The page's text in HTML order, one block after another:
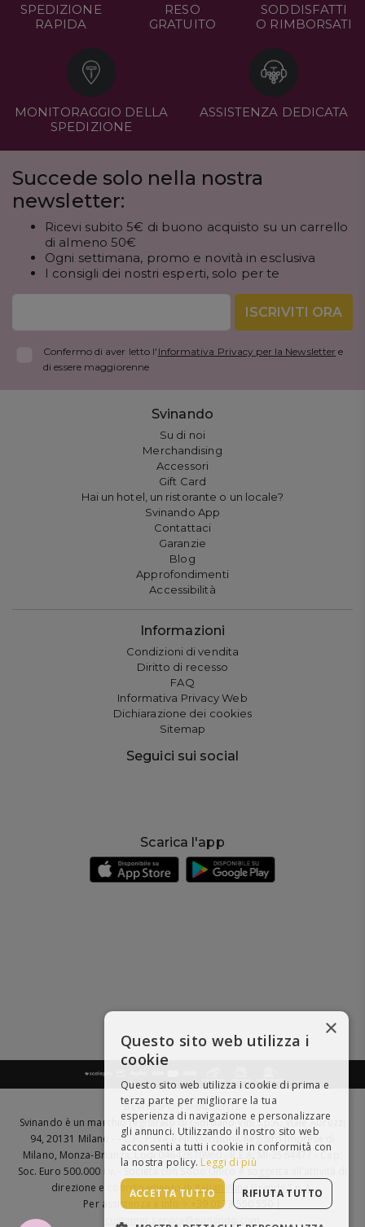
SPEDIZIONE
RAPIDA
RESO
GRATUITO
SODDISFATTI
O RIMBORSATI
MONITORAGGIO DELLA
SPEDIZIONE
ASSISTENZA DEDICATA
Succede solo nella nostra
newsletter:
Ricevi subito 5€ di buono acquisto su un carrello
di almeno 50€
Ogni settimana, promo e novità in esclusiva
I consigli dei nostri esperti, solo per te
ISCRIVITI ORA
Confermo di aver letto l' Informativa Privacy per la Newsletter e
di essere maggiorenne
Svinando
Su di noi
Merchandising
Accessori
Gift Card
Hai un hotel, un ristorante o un locale?
Svinando App
Contattaci
Garanzie
Blog
Approfondimenti
Accessibilità
Informazioni
Condizioni di vendita
Diritto di recesso
FAQ
Informativa Privacy Web
Dichiarazione dei cookies
Sitemap
Seguici sui social
Scarica l'app
BEVI RESPONSABILMENTE
Svinando è un marchio registrato di Giordano Vini S.p.A. Viale Abruzzi
94, 20131 Milano - - C.F., P.IVA e Nr. Iscrizione Registro Imprese di
Milano, Monza-Brianza, Lodi 04642870960 - R.E.A. MI-2564477 - Cap.
Soc. Euro 500.000 i.v. - Società con Socio Unico e soggetta all'attività di
direzione e coordinamento diItalian Wine Brands S.p.A.
Per assistenza e info > +39 0173 550 550 |
customer.service@svinando.com
×
Questo sito web utilizza i
cookie
Questo sito web utilizza i cookie di prima e
terza parte per migliorare la tua
esperienza di navigazione e personalizzare
gli annunci. Utilizzando il nostro sito web
acconsenti a tutti i cookie in conformità con
la nostra policy. Leggi di più
ACCETTA TUTTO RIFIUTA TUTTO